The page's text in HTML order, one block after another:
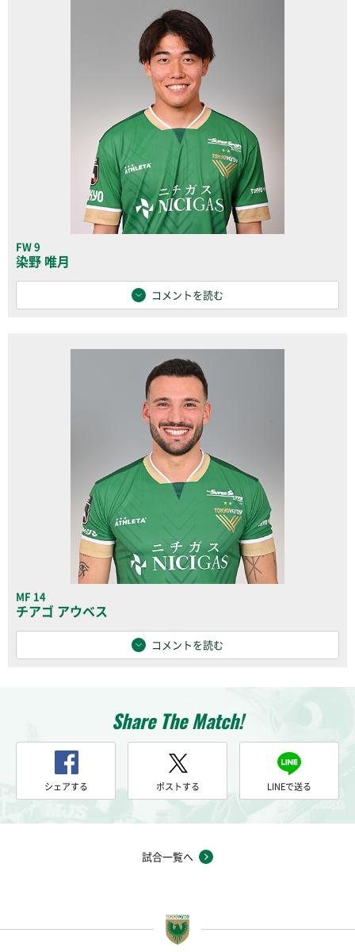
FW 9
染野 唯月
コメントを読む
MF 14
チアゴ アウベス
コメントを読む
Share The Match!
シェアする ポストする LINEで送る
試合一覧へ